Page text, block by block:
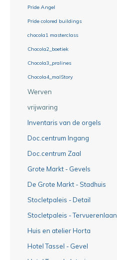
Pride Angel
Pride colored buildings
chocola1 masterclass
Chocola2_boetiek
Chocola3_pralines
Chocola4_malStory
Werven
vrijwaring
Inventaris van de orgels
Doc.centrum Ingang
Doc.centrum Zaal
Grote Markt - Gevels
De Grote Markt - Stadhuis
Stocletpaleis - Detail
Stocletpaleis - Tervuerenlaan
Huis en atelier Horta
Hotel Tassel - Gevel